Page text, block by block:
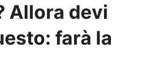
Allora devi
farà la